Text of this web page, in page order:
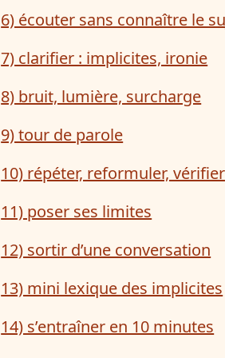
6) écouter sans connaître le
7) clarifier : implicites, ironie
8) bruit, lumière, surcharge
9) tour de parole
10) répéter, reformuler, vérifier
11) poser ses limites
12) sortir d’une conversation
13) mini lexique des implicites
14) s’entraîner en 10 minutes